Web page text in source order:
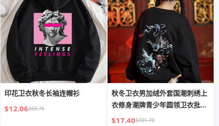
印花卫衣秋冬长袖连帽衫
$12.06$68.76
秋冬卫衣男加绒外套国潮刺绣上
衣修身潮牌青少年圆领卫衣批发
代发
$17.40$101.79